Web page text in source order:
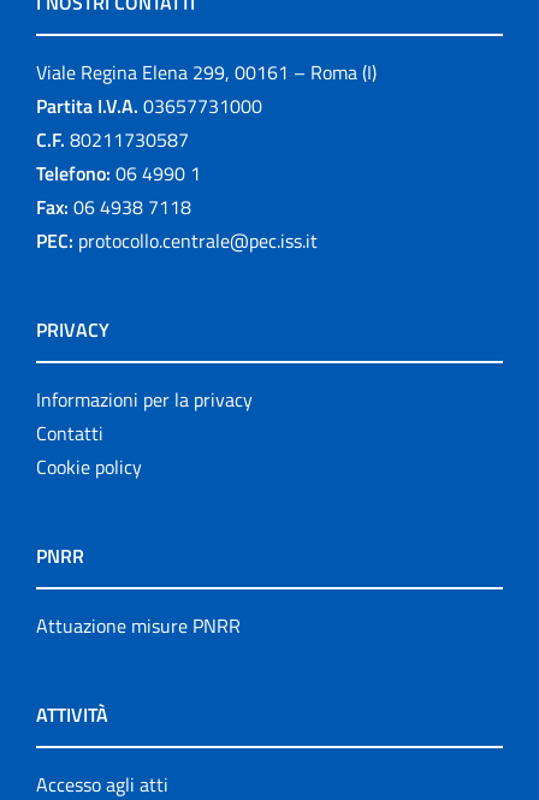
Viale Regina Elena 299, 00161 – Roma (I)
Partita I.V.A. 03657731000
C.F. 80211730587
Telefono: 06 4990 1
Fax: 06 4938 7118
PEC: protocollo.centrale@pec.iss.it
PRIVACY
Informazioni per la privacy
Contatti
Cookie policy
PNRR
Attuazione misure PNRR
ATTIVITÀ
Accesso agli atti